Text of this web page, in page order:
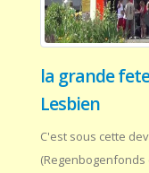
la grande
Lesbien
C'est sous cette
(Regenbogenfonds